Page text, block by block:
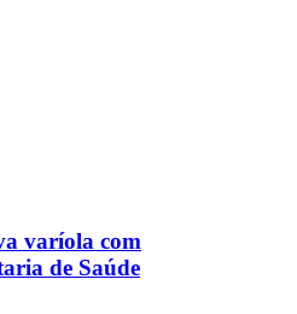
varíola com
de Saúde